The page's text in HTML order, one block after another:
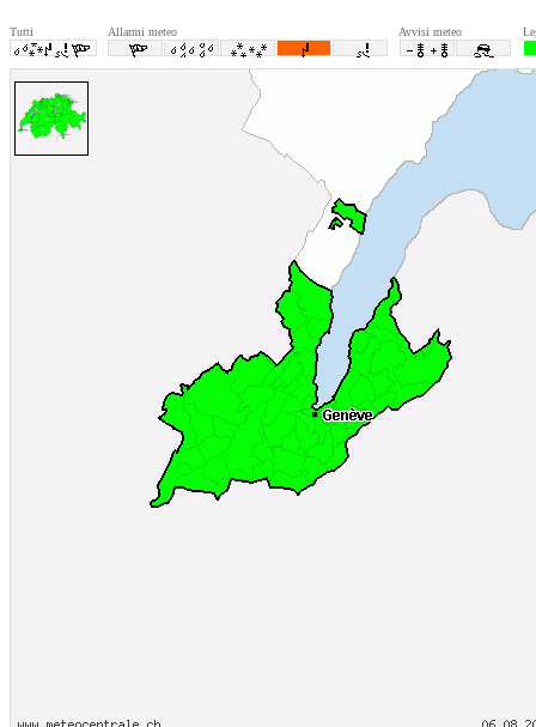
Tutti Allarmi meteo Avvisi meteo